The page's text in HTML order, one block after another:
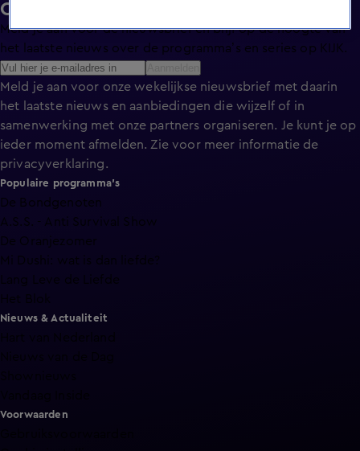
Ontvang de KIJK-nieuwsbrief
Meld je aan voor de nieuwsbrief en blijf op de hoogte van
het laatste nieuws over de programma’s en series op KIJK.
Meld je aan voor onze wekelijkse nieuwsbrief met daarin
het laatste nieuws en aanbiedingen die wijzelf of in
samenwerking met onze partners organiseren. Je kunt je op
ieder moment afmelden. Zie voor meer informatie de
privacyverklaring.
Populaire programma's
De Bondgenoten
A.S.S. - Anti Survival Show
De Oranjezomer
Mi Dushi: wat is dan liefde?
Lang Leve de Liefde
Het Blok
Nieuws & Actualiteit
Voorwaarden